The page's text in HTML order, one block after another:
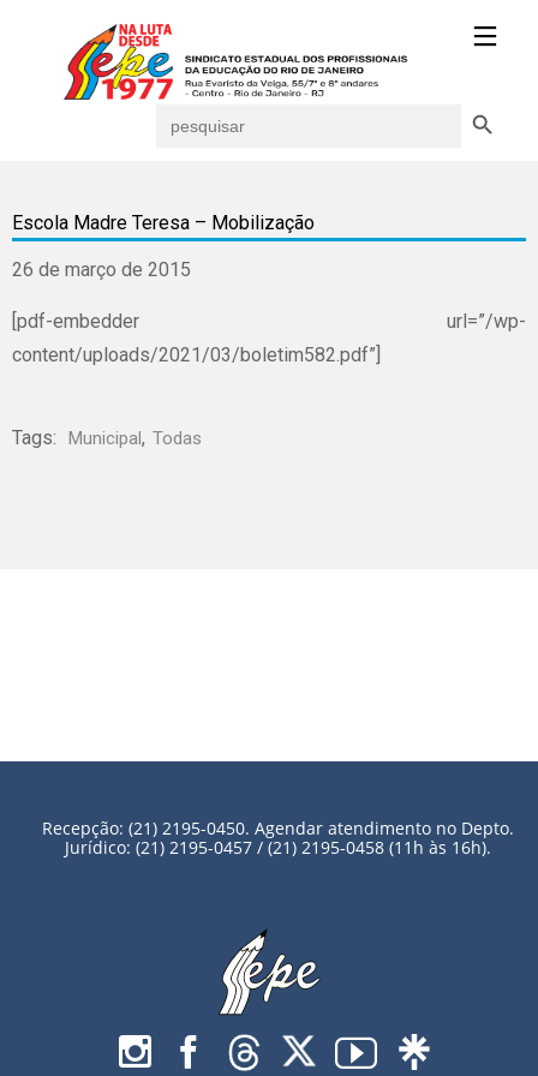
for:
Escola Madre Teresa – Mobilização
26 de março de 2015
[pdf-embedder url=”/wp-
content/uploads/2021/03/boletim582.pdf”]
Tags: Municipal, Todas
Recepção: (21) 2195-0450. Agendar atendimento no Depto.
Jurídico: (21) 2195-0457 / (21) 2195-0458 (11h às 16h).